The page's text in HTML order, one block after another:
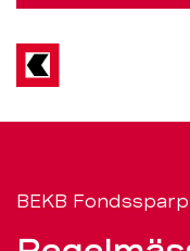
ab
Direkt
Inhalt
BEKB